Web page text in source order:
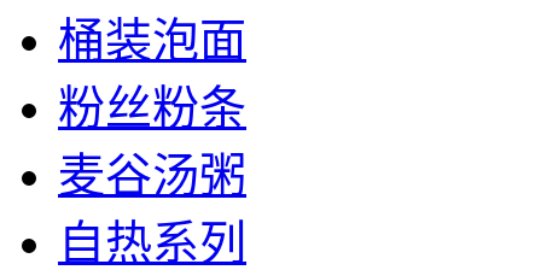
桶装泡面
粉丝粉条
麦谷汤粥
自热系列